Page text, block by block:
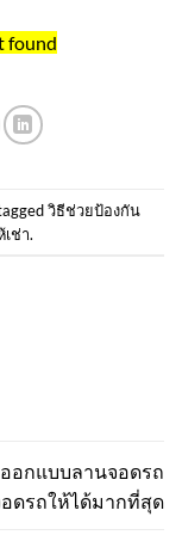
found
วิธีช่วยป้องกัน
ช่า.
อกแบบลานจอดรถ
ดรถให้ได้มากที่สุด